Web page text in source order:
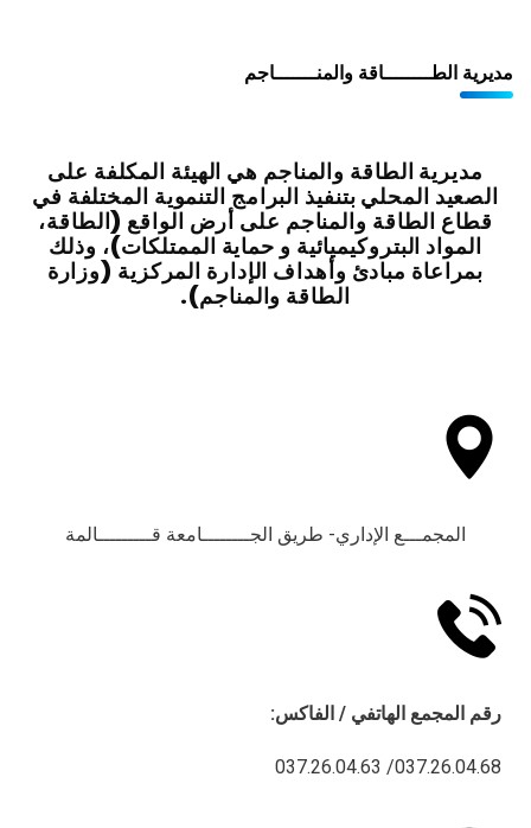
مديرية الطــــــــاقة والمنـــــــاجم
مديرية الطاقة والمناجم هي الهيئة المكلفة على
الصعيد المحلي بتنفيذ البرامج التنموية المختلفة في
قطاع الطاقة والمناجم على أرض الواقع (الطاقة،
المواد البتروكيميائية و حماية الممتلكات)، وذلك
بمراعاة مبادئ وأهداف الإدارة المركزية (وزارة
الطاقة والمناجم).
المجمـــع الإداري- طريق الجــــــــامعة قـــــــــالمة
رقم المجمع الهاتفي / الفاكس:
037.26.04.68/ 037.26.04.63